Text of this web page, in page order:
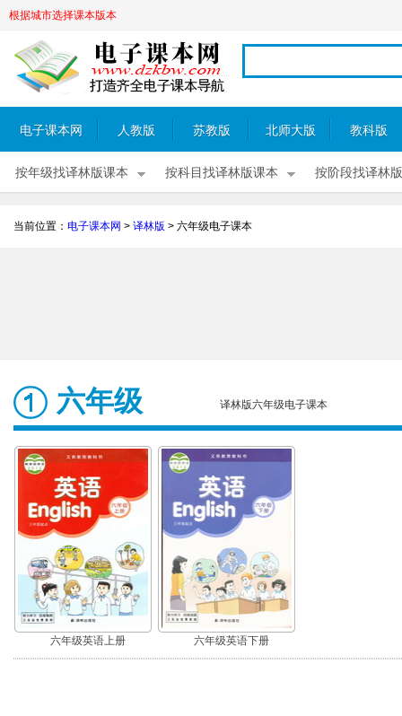
根据城市选择课本版本
电子课本网 人教版 苏教版 北师大版 教科版
按年级找译林版课本 按科目找译林版课本 按阶段找译林
当前位置： 电子课本网 > 译林版 > 六年级电子课本
六年级 译林版六年级电子课本
六年级英语上册 六年级英语下册